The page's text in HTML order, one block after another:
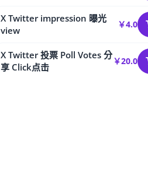
X Twitter impression 曝光
view
￥4.0
X Twitter 投票 Poll Votes 分
享 Click点击
￥20.0